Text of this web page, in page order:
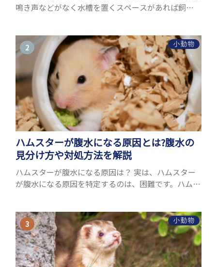
鳴き声などがなく水槽を置くスペースがあれば飼う
でしょうか...
小動物
ハムスターが腹水になる原因とは?腹水の
見分け方や対処方法を解説
ハムスターが腹水になる原因は？ 実は、ハムスター
が腹水になる原因を特定するのは、困難です。ハムス
理由はさま...
小動物